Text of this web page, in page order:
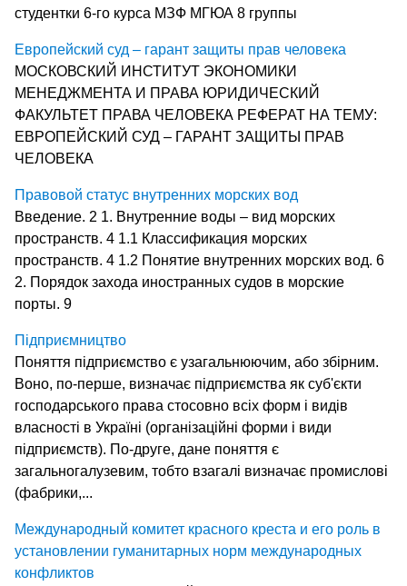
студентки 6-го курса МЗФ МГЮА 8 группы
Европейский суд – гарант защиты прав человека
МОСКОВСКИЙ ИНСТИТУТ ЭКОНОМИКИ
МЕНЕДЖМЕНТА И ПРАВА ЮРИДИЧЕСКИЙ
ФАКУЛЬТЕТ ПРАВА ЧЕЛОВЕКА РЕФЕРАТ НА ТЕМУ:
ЕВРОПЕЙСКИЙ СУД – ГАРАНТ ЗАЩИТЫ ПРАВ
ЧЕЛОВЕКА
Правовой статус внутренних морских вод
Введение. 2 1. Внутренние воды – вид морских
пространств. 4 1.1 Классификация морских
пространств. 4 1.2 Понятие внутренних морских вод. 6
2. Порядок захода иностранных судов в морские
порты. 9
Підприємництво
Поняття підприємство є узагальнюючим, або збірним.
Воно, по-перше, визначає підприємства як суб'єкти
господарсь­кого права стосовно всіх форм і видів
власності в Україні (організаційні форми і види
підприємств). По-друге, дане поняття є
загальногалузевим, тобто взагалі визначає про­мислові
(фабрики,...
Международный комитет красного креста и его роль в
установлении гуманитарных норм международных
конфликтов